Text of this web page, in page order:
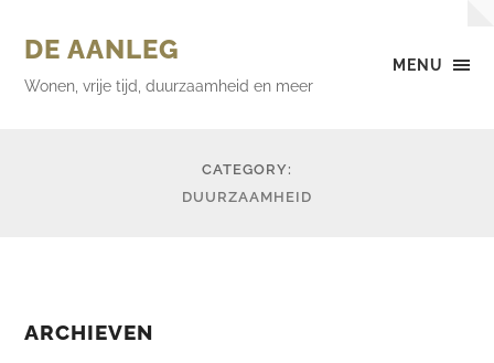
MENU
DE AANLEG
Wonen, vrije tijd, duurzaamheid en meer
CATEGORY:
DUURZAAMHEID
ARCHIEVEN